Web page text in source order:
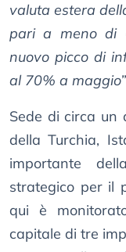
valuta estera
pari a meno di
nuovo picco di
al 70% a maggio”
Sede di circa un
della Turchia,
importante
strategico per il
qui è
capitale di tre